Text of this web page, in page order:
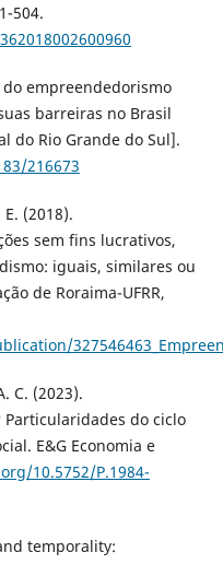
504.
do empreendedorismo
barreiras no Brasil
do Rio Grande do Sul].
216673
(2018).
sem fins lucrativos,
iguais, similares ou
de Roraima-UFRR,
C. (2023).
do ciclo
E&G Economia e
10.5752/P.1984-
temporality: